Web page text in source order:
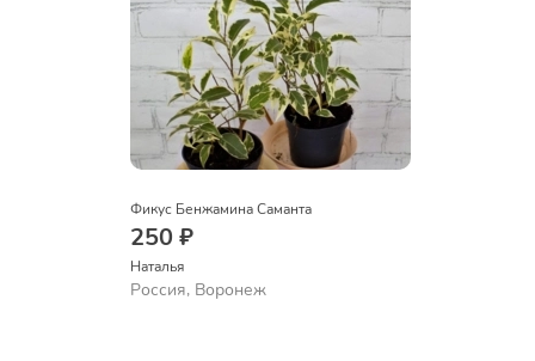
Фикус Бенжамина Саманта
250 ₽
Наталья
Россия, Воронеж